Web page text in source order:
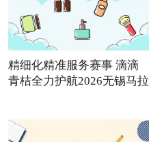
精细化精准服务赛事 滴滴
青桔全力护航2026无锡马拉